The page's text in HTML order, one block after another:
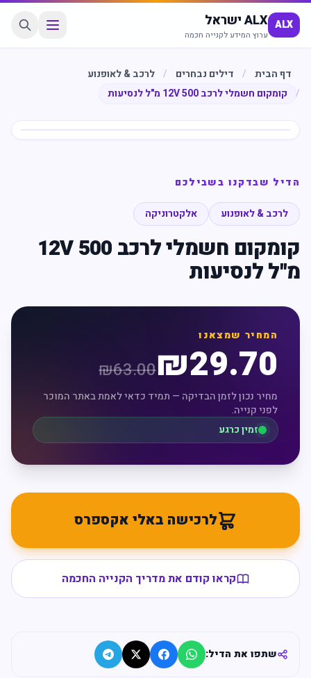
ALX ALX ישראל
ערוץ המידע לקנייה חכמה
דף הבית / דילים נבחרים / לרכב & לאופנוע
/
קומקום חשמלי לרכב 12V 500 מ"ל לנסיעות
הדיל שבדקנו בשבילכם
לרכב & לאופנוע אלקטרוניקה
קומקום חשמלי לרכב 12V 500
מ"ל לנסיעות
המחיר שמצאנו
₪29.70
₪63.00
מחיר נכון לזמן הבדיקה — תמיד כדאי לאמת באתר המוכר
לפני קנייה.
זמין כרגע
לרכישה באלי אקספרס
קראו קודם את מדריך הקנייה החכמה
שתפו את הדיל: